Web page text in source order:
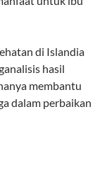
di Islandia
hasil
membantu
dalam perbaikan